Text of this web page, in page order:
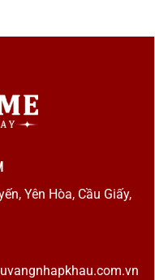
Yên Hòa, Cầu Giấy,